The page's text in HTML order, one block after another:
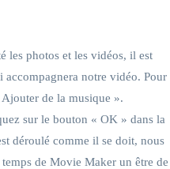
les photos et les vidéos, il est
accompagnera notre vidéo. Pour
de la musique ».
sur le bouton « OK » dans la
déroulé comme il se doit, nous
de Movie Maker un être de